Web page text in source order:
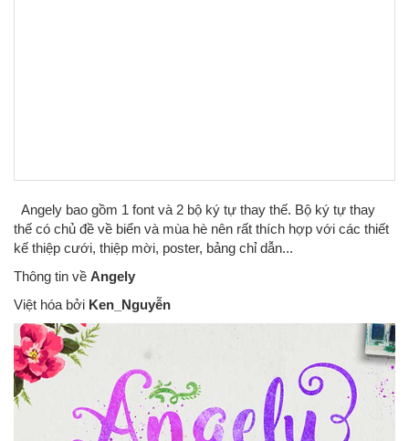
Angely bao gồm 1 font và 2 bộ ký tự thay thế. Bộ ký tự thay
thế có chủ đề về biển và mùa hè nên rất thích hợp với các thiết
kế thiệp cưới, thiệp mời, poster, bảng chỉ dẫn...
Thông tin về Angely
Việt hóa bởi Ken_Nguyễn